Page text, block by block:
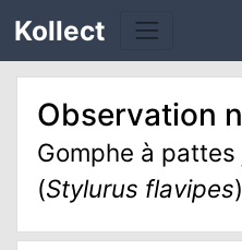
Kollect
Observation
Gomphe à pattes
(Stylurus flavipes)